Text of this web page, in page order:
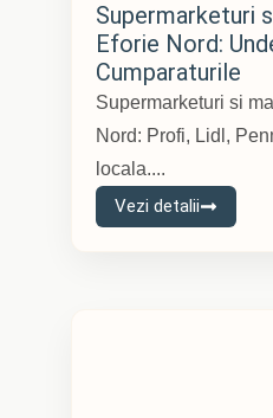
Supermarketuri
Eforie Nord:
Cumparaturile
Supermarketuri si
Nord: Profi, Lidl,
locala....
Vezi detalii